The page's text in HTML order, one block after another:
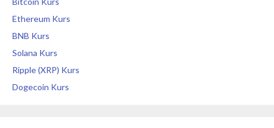
Ethereum Kurs
BNB Kurs
Solana Kurs
Ripple (XRP) Kurs
Dogecoin Kurs